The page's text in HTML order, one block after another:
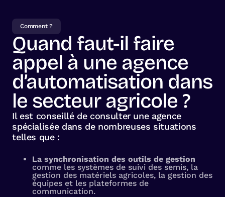
Comment ?
Quand faut-il faire
appel à une agence
d’automatisation dans
le secteur agricole ?
Il est conseillé de consulter une agence
spécialisée dans de nombreuses situations
telles que :
La synchronisation des outils de gestion
comme les systèmes de suivi des semis, la
gestion des matériels agricoles, la gestion des
équipes et les plateformes de
communication.